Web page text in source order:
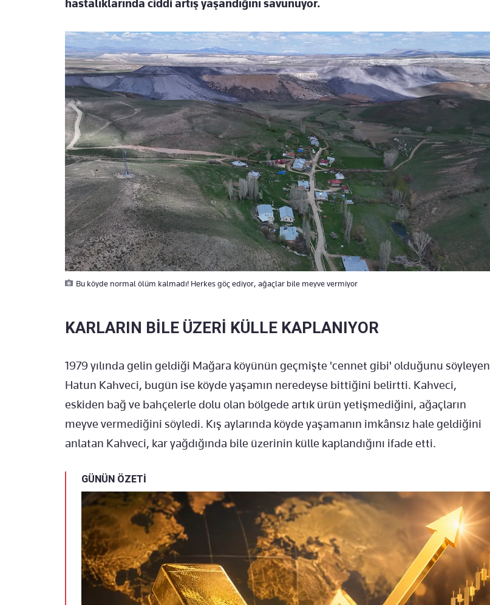
hastalıklarında ciddi artış yaşandığını savunuyor.
Bu köyde normal ölüm kalmadı! Herkes göç ediyor, ağaçlar bile meyve vermiyor
KARLARIN BİLE ÜZERİ KÜLLE KAPLANIYOR
1979 yılında gelin geldiği Mağara köyünün geçmişte 'cennet gibi' olduğunu söyleyen
Hatun Kahveci, bugün ise köyde yaşamın neredeyse bittiğini belirtti. Kahveci,
eskiden bağ ve bahçelerle dolu olan bölgede artık ürün yetişmediğini, ağaçların
meyve vermediğini söyledi. Kış aylarında köyde yaşamanın imkânsız hale geldiğini
anlatan Kahveci, kar yağdığında bile üzerinin külle kaplandığını ifade etti.
GÜNÜN ÖZETİ